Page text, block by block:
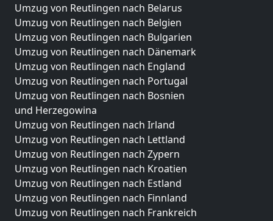
Umzug von Reutlingen nach Belarus
Umzug von Reutlingen nach Belgien
Umzug von Reutlingen nach Bulgarien
Umzug von Reutlingen nach Dänemark
Umzug von Reutlingen nach England
Umzug von Reutlingen nach Portugal
Umzug von Reutlingen nach Bosnien
und Herzegowina
Umzug von Reutlingen nach Irland
Umzug von Reutlingen nach Lettland
Umzug von Reutlingen nach Zypern
Umzug von Reutlingen nach Kroatien
Umzug von Reutlingen nach Estland
Umzug von Reutlingen nach Finnland
Umzug von Reutlingen nach Frankreich